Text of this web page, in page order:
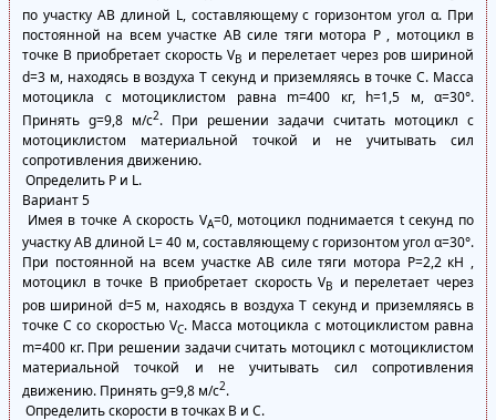
по участку АВ длиной L, составляющему с горизонтом угол α. При
постоянной на всем участке АВ силе тяги мотора Р , мотоцикл в
точке В приобретает скорость VВ и перелетает через ров шириной
d=3 м, находясь в воздуха Т секунд и приземляясь в точке С. Масса
мотоцикла с мотоциклистом равна m=400 кг, h=1,5 м, α=30°.
Принять g=9,8 м/с2. При решении задачи считать мотоцикл с
мотоциклистом материальной точкой и не учитывать сил
сопротивления движению.
Определить Р и L.
Вариант 5
Имея в точке А скорость VA=0, мотоцикл поднимается t секунд по
участку АВ длиной L= 40 м, составляющему с горизонтом угол α=30°.
При постоянной на всем участке АВ силе тяги мотора Р=2,2 кН ,
мотоцикл в точке В приобретает скорость VВ и перелетает через
ров шириной d=5 м, находясь в воздуха Т секунд и приземляясь в
точке С со скоростью VC. Масса мотоцикла с мотоциклистом равна
m=400 кг. При решении задачи считать мотоцикл с мотоциклистом
материальной точкой и не учитывать сил сопротивления
движению. Принять g=9,8 м/с2.
Определить скорости в точках В и С.